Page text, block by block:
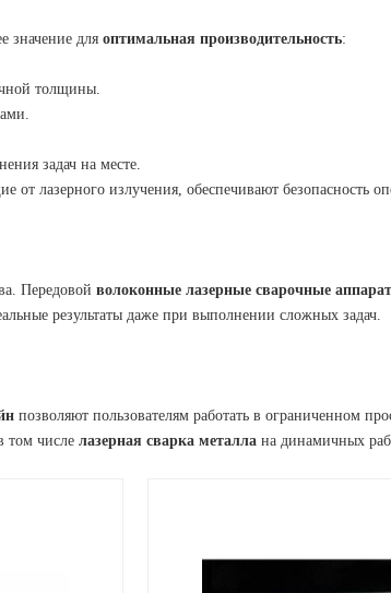
значение для оптимальная производительность:
толщины.
задач на месте.
лазерного излучения, обеспечивают безопасность
Передовой волоконные лазерные сварочные
результаты даже при выполнении сложных задач.
позволяют пользователям работать в ограниченном
том числе лазерная сварка металла на динамичных